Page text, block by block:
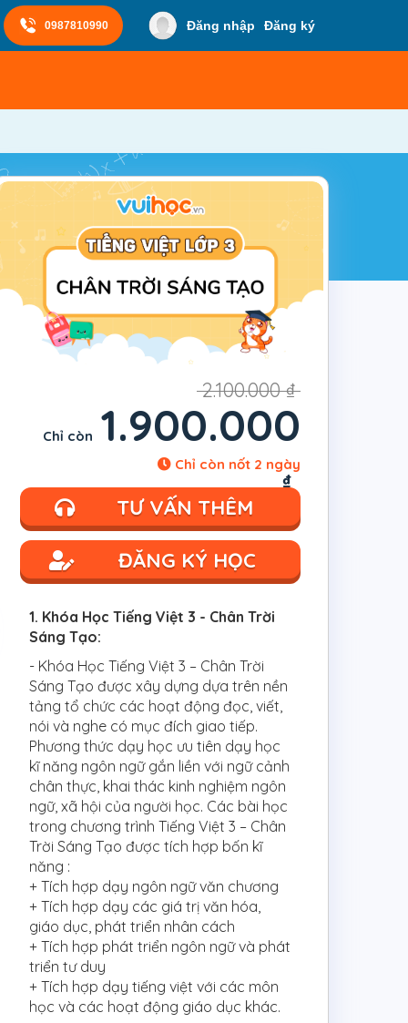
0987810990 Đăng nhập Đăng ký
2.100.000 ₫
Chỉ còn 1.900.000
₫
Chỉ còn nốt 2 ngày
TƯ VẤN THÊM
ĐĂNG KÝ HỌC
1. Khóa Học Tiếng Việt 3 - Chân Trời
Sáng Tạo:
- Khóa Học Tiếng Việt 3 – Chân Trời
Sáng Tạo được xây dựng dựa trên nền
tảng tổ chức các hoạt động đọc, viết,
nói và nghe có mục đích giao tiếp.
Phương thức dạy học ưu tiên dạy học
kĩ năng ngôn ngữ gắn liền với ngữ cảnh
chân thực, khai thác kinh nghiệm ngôn
ngữ, xã hội của người học. Các bài học
trong chương trình Tiếng Việt 3 – Chân
Trời Sáng Tạo được tích hợp bốn kĩ
năng :
+ Tích hợp dạy ngôn ngữ văn chương
+ Tích hợp dạy các giá trị văn hóa,
giáo dục, phát triển nhân cách
+ Tích hợp phát triển ngôn ngữ và phát
triển tư duy
+ Tích hợp dạy tiếng việt với các môn
học và các hoạt động giáo dục khác.